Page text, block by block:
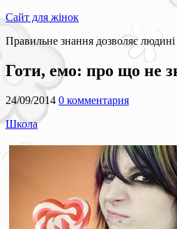
Сайт для жінок
Правильне знання дозволяє
Готи, емо: про що не
24/09/2014 0 комментария
Школа